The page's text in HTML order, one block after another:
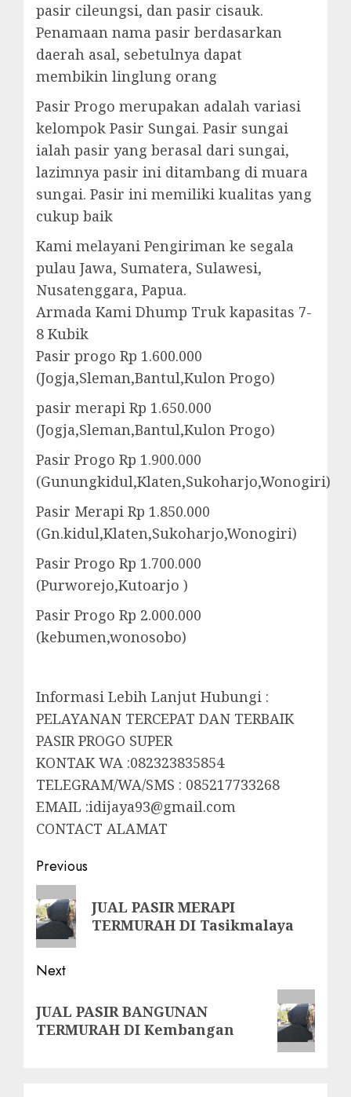
pasir cileungsi, dan pasir cisauk.
Penamaan nama pasir berdasarkan
daerah asal, sebetulnya dapat
membikin linglung orang
Pasir Progo merupakan adalah variasi
kelompok Pasir Sungai. Pasir sungai
ialah pasir yang berasal dari sungai,
lazimnya pasir ini ditambang di muara
sungai. Pasir ini memiliki kualitas yang
cukup baik
Kami melayani Pengiriman ke segala
pulau Jawa, Sumatera, Sulawesi,
Nusatenggara, Papua.
Armada Kami Dhump Truk kapasitas 7-
8 Kubik
Pasir progo Rp 1.600.000
(Jogja,Sleman,Bantul,Kulon Progo)
pasir merapi Rp 1.650.000
(Jogja,Sleman,Bantul,Kulon Progo)
Pasir Progo Rp 1.900.000
(Gunungkidul,Klaten,Sukoharjo,Wonogiri)
Pasir Merapi Rp 1.850.000
(Gn.kidul,Klaten,Sukoharjo,Wonogiri)
Pasir Progo Rp 1.700.000
(Purworejo,Kutoarjo )
Pasir Progo Rp 2.000.000
(kebumen,wonosobo)
Informasi Lebih Lanjut Hubungi :
PELAYANAN TERCEPAT DAN TERBAIK
PASIR PROGO SUPER
KONTAK WA :082323835854
TELEGRAM/WA/SMS : 085217733268
EMAIL :idijaya93@gmail.com
CONTACT ALAMAT
Post
navigation
Previous
Previous
post:
JUAL PASIR MERAPI
TERMURAH DI Tasikmalaya
Next
post:
JUAL PASIR BANGUNAN
TERMURAH DI Kembangan